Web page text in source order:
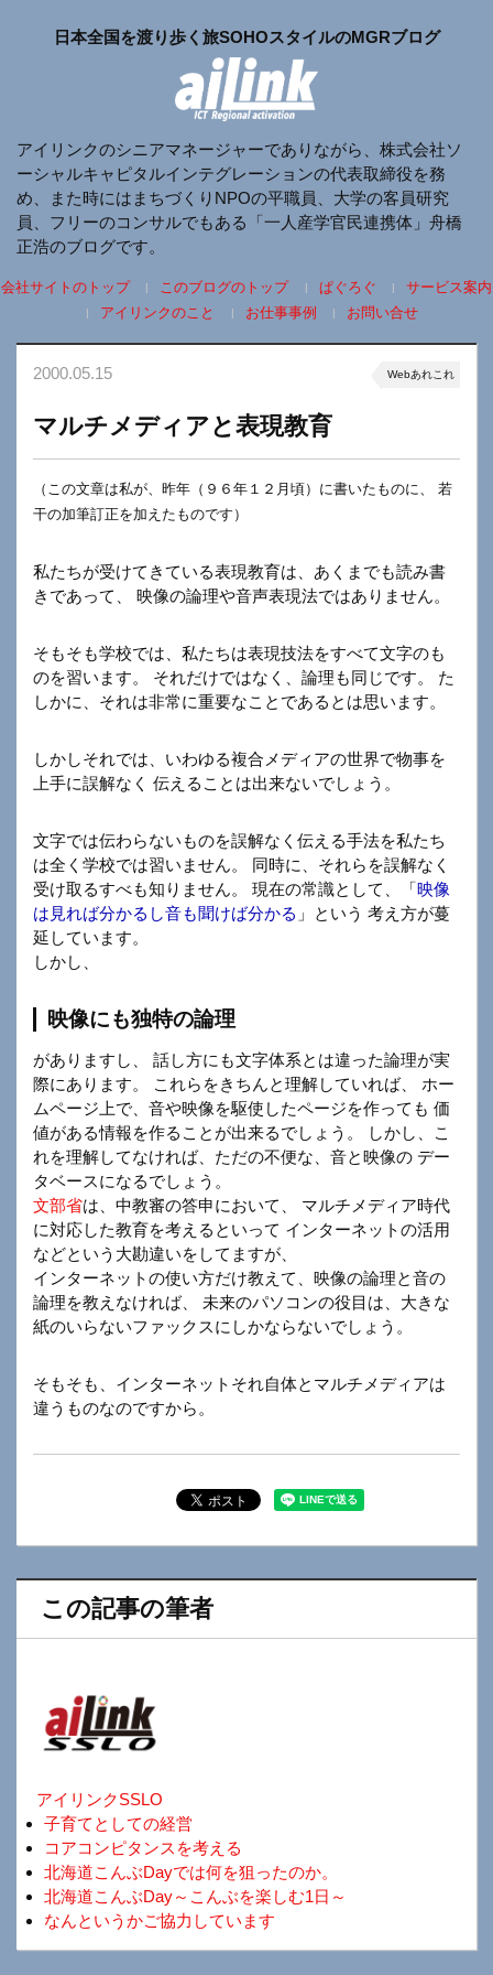
日本全国を渡り歩く旅SOHOスタイルのMGRブログ
アイリンクのシニアマネージャーでありながら、株式会社ソ
ーシャルキャピタルインテグレーションの代表取締役を務
め、また時にはまちづくりNPOの平職員、大学の客員研究
員、フリーのコンサルでもある「一人産学官民連携体」舟橋
正浩のブログです。
会社サイトのトップ このブログのトップ ぱぐろぐ
サービス案内
アイリンクのこと
お仕事事例 お問い合せ
2000.05.15 Webあれこれ
マルチメディアと表現教育
（この文章は私が、昨年（９６年１２月頃）に書いたものに、 若
干の加筆訂正を加えたものです）
私たちが受けてきている表現教育は、あくまでも読み書
きであって、 映像の論理や音声表現法ではありません。
そもそも学校では、私たちは表現技法をすべて文字のも
のを習います。 それだけではなく、論理も同じです。 た
しかに、それは非常に重要なことであるとは思います。
しかしそれでは、いわゆる複合メディアの世界で物事を
上手に誤解なく 伝えることは出来ないでしょう。
文字では伝わらないものを誤解なく伝える手法を私たち
は全く学校では習いません。 同時に、それらを誤解なく
受け取るすべも知りません。 現在の常識として、「映像
は見れば分かるし音も聞けば分かる 」という 考え方が蔓
延しています。
しかし、
映像にも独特の論理
がありますし、 話し方にも文字体系とは違った論理が実
際にあります。 これらをきちんと理解していれば、 ホー
ムページ上で、音や映像を駆使したページを作っても 価
値がある情報を作ることが出来るでしょう。 しかし、こ
れを理解してなければ、ただの不便な、音と映像の デー
タベースになるでしょう。
文部省は、中教審の答申において、 マルチメディア時代
に対応した教育を考えるといって インターネットの活用
などという大勘違いをしてますが、
インターネットの使い方だけ教えて、映像の論理と音の
論理を教えなければ、 未来のパソコンの役目は、大きな
紙のいらないファックスにしかならないでしょう。
そもそも、インターネットそれ自体とマルチメディアは
違うものなのですから。
この記事の筆者
アイリンクSSLO
子育てとしての経営
コアコンピタンスを考える
北海道こんぶDayでは何を狙ったのか。
北海道こんぶDay～こんぶを楽しむ1日～
なんというかご協力しています